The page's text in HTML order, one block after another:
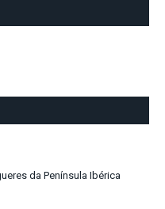
da Península Ibérica